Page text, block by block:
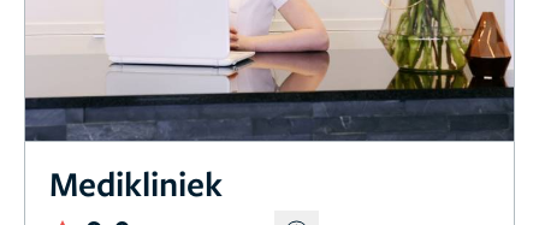
Medikliniek